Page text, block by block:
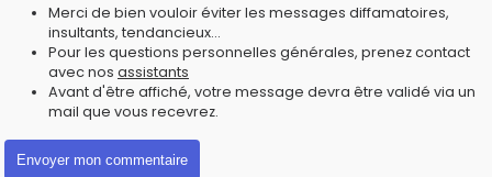
Merci de bien vouloir éviter les messages diffamatoires,
insultants, tendancieux...
Pour les questions personnelles générales, prenez contact
avec nos assistants
Avant d'être affiché, votre message devra être validé via un
mail que vous recevrez.